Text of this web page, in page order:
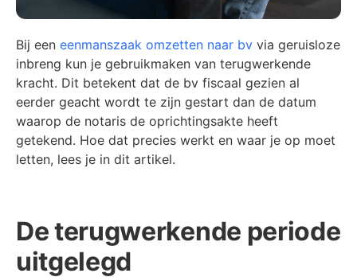
Bij een eenmanszaak omzetten naar bv via geruisloze
inbreng kun je gebruikmaken van terugwerkende
kracht. Dit betekent dat de bv fiscaal gezien al
eerder geacht wordt te zijn gestart dan de datum
waarop de notaris de oprichtingsakte heeft
getekend. Hoe dat precies werkt en waar je op moet
letten, lees je in dit artikel.
De terugwerkende periode
uitgelegd